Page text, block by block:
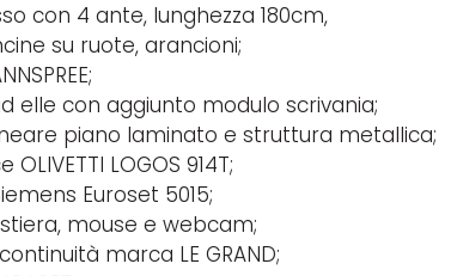
con 4 ante, lunghezza 180cm,
su ruote, arancioni;
elle con aggiunto modulo scrivania;
piano laminato e struttura metallica;
LOGOS 914T;
Euroset 5015;
mouse e webcam;
marca LE GRAND;